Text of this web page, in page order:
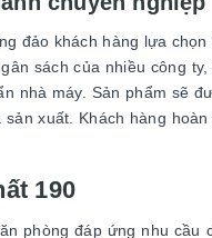
đảo khách hàng lựa
sách của nhiều công
nhà máy. Sản phẩm sẽ
xuất. Khách hàng
190
phòng đáp ứng nhu cầu